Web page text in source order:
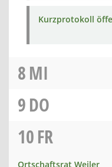
Kurzprotokoll
8MI
9DO
10FR
Ortschaftsrat Weiler